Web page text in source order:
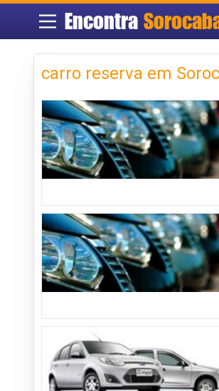
Encontra
carro reserva em